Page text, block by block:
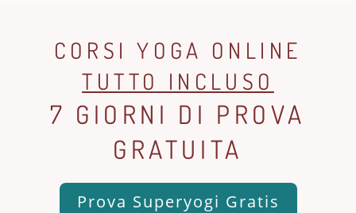
CORSI YOGA ONLINE
TUTTO INCLUSO
7 GIORNI DI PROVA
GRATUITA
Prova Superyogi Gratis